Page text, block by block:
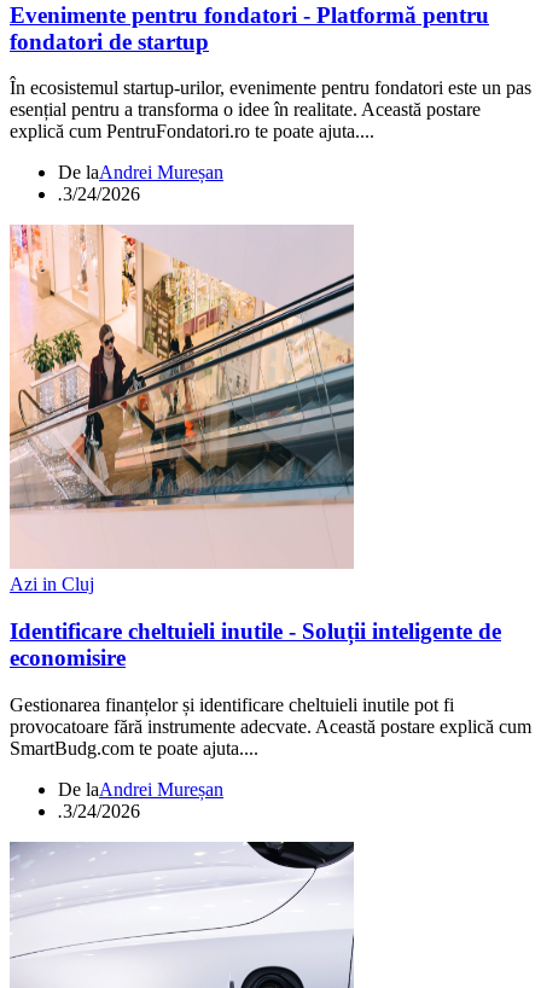
Evenimente pentru fondatori - Platformă pentru
fondatori de startup
În ecosistemul startup-urilor, evenimente pentru fondatori este un pas
esențial pentru a transforma o idee în realitate. Această postare
explică cum PentruFondatori.ro te poate ajuta....
De laAndrei Mureșan
.3/24/2026
Azi in Cluj
Identificare cheltuieli inutile - Soluții inteligente de
economisire
Gestionarea finanțelor și identificare cheltuieli inutile pot fi
provocatoare fără instrumente adecvate. Această postare explică cum
SmartBudg.com te poate ajuta....
De laAndrei Mureșan
.3/24/2026